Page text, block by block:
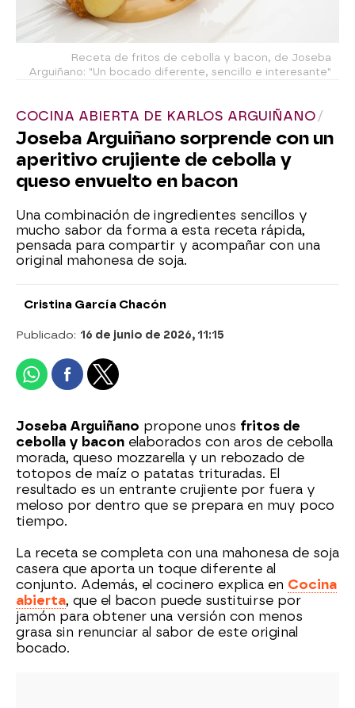
Receta de fritos de cebolla y bacon, de Joseba
Arguiñano: "Un bocado diferente, sencillo e interesante"
COCINA ABIERTA DE KARLOS ARGUIÑANO
Joseba Arguiñano sorprende con un
aperitivo crujiente de cebolla y
queso envuelto en bacon
Una combinación de ingredientes sencillos y
mucho sabor da forma a esta receta rápida,
pensada para compartir y acompañar con una
original mahonesa de soja.
Cristina García Chacón
Publicado: 16 de junio de 2026, 11:15
Joseba Arguiñano propone unos fritos de
cebolla y bacon elaborados con aros de cebolla
morada, queso mozzarella y un rebozado de
totopos de maíz o patatas trituradas. El
resultado es un entrante crujiente por fuera y
meloso por dentro que se prepara en muy poco
tiempo.
La receta se completa con una mahonesa de soja
casera que aporta un toque diferente al
conjunto. Además, el cocinero explica en Cocina
abierta, que el bacon puede sustituirse por
jamón para obtener una versión con menos
grasa sin renunciar al sabor de este original
bocado.